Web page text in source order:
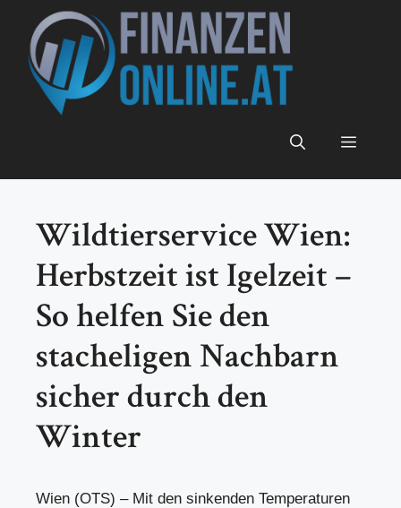
Inhalt
springen
Menü
Wildtierservice Wien:
Herbstzeit ist Igelzeit –
So helfen Sie den
stacheligen Nachbarn
sicher durch den
Winter
Wien (OTS) – Mit den sinkenden Temperaturen